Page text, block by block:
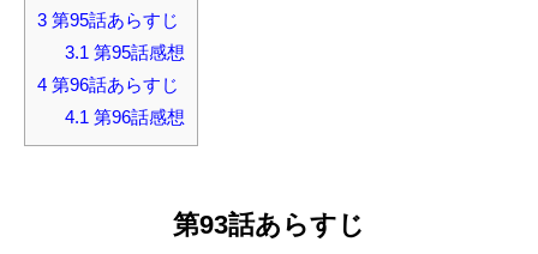
3 第95話あらすじ
3.1 第95話感想
4 第96話あらすじ
4.1 第96話感想
第93話あらすじ